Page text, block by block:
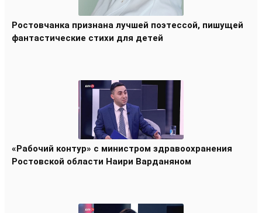
Ростовчанка признана лучшей поэтессой, пишущей
фантастические стихи для детей
«Рабочий контур» с министром здравоохранения
Ростовской области Наири Варданяном